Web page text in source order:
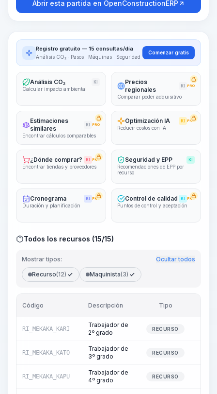
Abrir esta partida en OpenConstructionERP
Registro gratuito — 15 consultas/día
Análisis CO₂ · Pasos · Máquinas · Seguridad
Comenzar gratis
Análisis CO₂ KI
Calcular impacto ambiental
Precios
regionales
KI PRO
Comparar poder adquisitivo
Estimaciones
similares
KI PRO
Encontrar cálculos comparables
Optimización IA KI PRO
Reducir costos con IA
¿Dónde comprar? KI PRO
Encontrar tiendas y proveedores
Seguridad y EPP KI
Recomendaciones de EPP por
recurso
Cronograma KI PRO
Duración y planificación
Control de calidad KI PRO
Puntos de control y aceptación
Todos los recursos (15/15)
Mostrar tipos: Ocultar todos
Recurso(12) Maquinista(3)
Código Descripción Tipo
RI_MEKAKA_KARI
Trabajador de
2º grado
RECURSO
RI_MEKAKA_KATO
Trabajador de
3º grado
RECURSO
RI_MEKAKA_KAPU
Trabajador de
4º grado
RECURSO